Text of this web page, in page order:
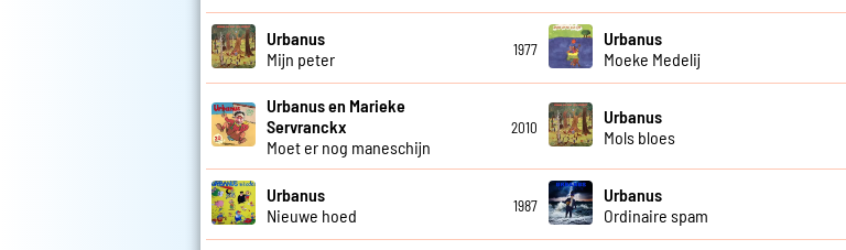
Urbanus
Mijn peter
1977
Urbanus
Moeke Medelij
Urbanus en Marieke
Servranckx
Moet er nog maneschijn
2010
Urbanus
Mols bloes
Urbanus
Nieuwe hoed
1987
Urbanus
Ordinaire spam